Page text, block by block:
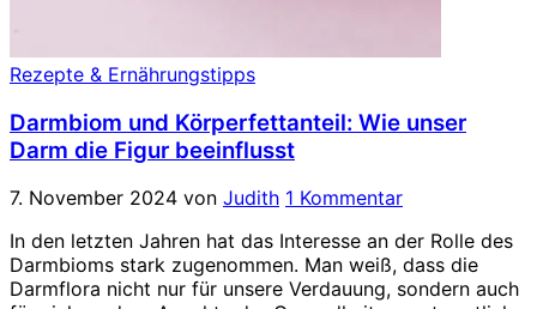
Rezepte & Ernährungstipps
Darmbiom und Körperfettanteil: Wie unser
Darm die Figur beeinflusst
7. November 2024 von Judith 1 Kommentar
In den letzten Jahren hat das Interesse an der Rolle des
Darmbioms stark zugenommen. Man weiß, dass die
Darmflora nicht nur für unsere Verdauung, sondern auch